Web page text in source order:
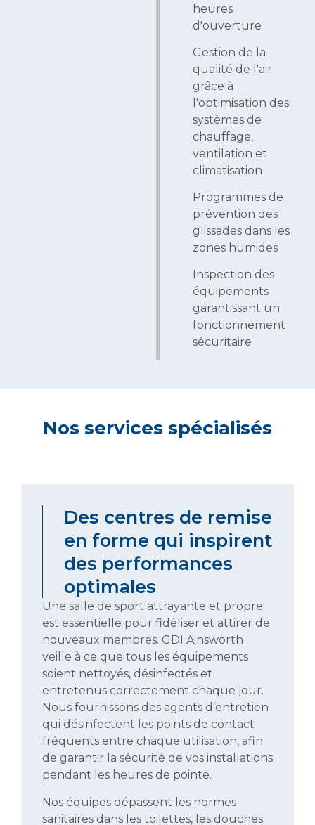
heures
d'ouverture
Gestion de la
qualité de l'air
grâce à
l'optimisation des
systèmes de
chauffage,
ventilation et
climatisation
Programmes de
prévention des
glissades dans les
zones humides
Inspection des
équipements
garantissant un
fonctionnement
sécuritaire
Nos services spécialisés
Des centres de remise
en forme qui inspirent
des performances
optimales
Une salle de sport attrayante et propre
est essentielle pour fidéliser et attirer de
nouveaux membres. GDI Ainsworth
veille à ce que tous les équipements
soient nettoyés, désinfectés et
entretenus correctement chaque jour.
Nous fournissons des agents d’entretien
qui désinfectent les points de contact
fréquents entre chaque utilisation, afin
de garantir la sécurité de vos installations
pendant les heures de pointe.
Nos équipes dépassent les normes
sanitaires dans les toilettes, les douches